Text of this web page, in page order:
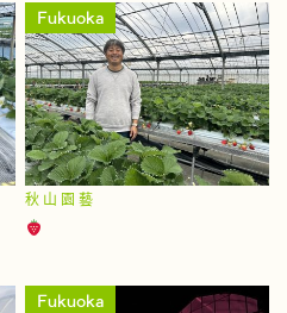
Fukuoka
秋山園藝
Fukuoka